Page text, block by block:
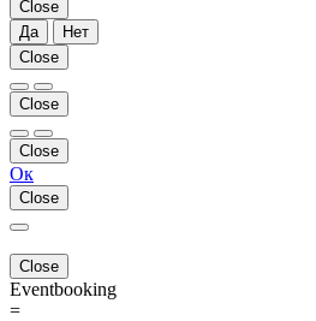
Close
Да
Нет
Close
Close
Close
Ок
Close
Close
Eventbooking
=